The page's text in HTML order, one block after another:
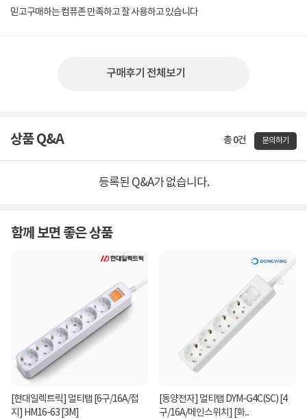
믿고구매하는 컴퓨존 만족하고 잘 사용하고 있습니다
구매후기 전체보기
상품 Q&A 총 0건 문의하기
등록된 Q&A가 없습니다.
함께 보면 좋은 상품
[현대일렉트릭] 멀티탭 [6구/16A/접
지] HM16-63 [3M]
[동양전자] 멀티탭 DYM-G4C(SC) [4
구/16A/메인스위치] [화...